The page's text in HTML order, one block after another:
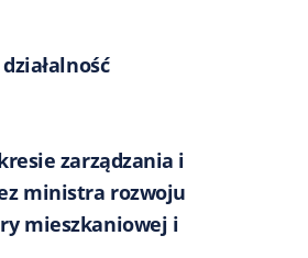
zarządzania i
ministra rozwoju
mieszkaniowej i